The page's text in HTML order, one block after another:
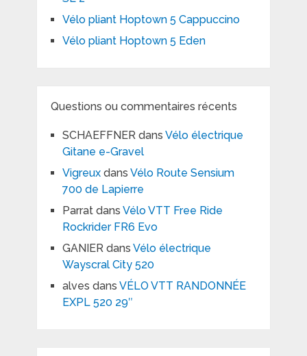
Vélo pliant Hoptown 5 Cappuccino
Vélo pliant Hoptown 5 Eden
Questions ou commentaires récents
SCHAEFFNERdans Vélo électrique
Gitane e-Gravel
Vigreuxdans Vélo Route Sensium
700 de Lapierre
Parratdans Vélo VTT Free Ride
Rockrider FR6 Evo
GANIERdans Vélo électrique
Wayscral City 520
alves dans VÉLO VTT RANDONNÉE
EXPL 520 29″